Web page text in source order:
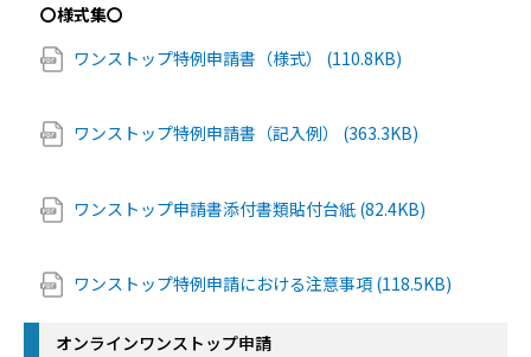
〇様式集〇
ワンストップ特例申請書（様式） (110.8KB)
ワンストップ特例申請書（記入例） (363.3KB)
ワンストップ申請書添付書類貼付台紙 (82.4KB)
ワンストップ特例申請における注意事項 (118.5KB)
オンラインワンストップ申請